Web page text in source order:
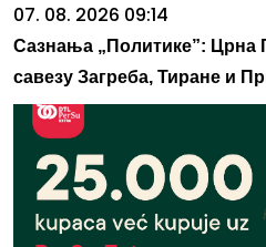
07. 08. 2026 09:14
Сазнања „Политике”: Црна
савезу Загреба, Тиране и